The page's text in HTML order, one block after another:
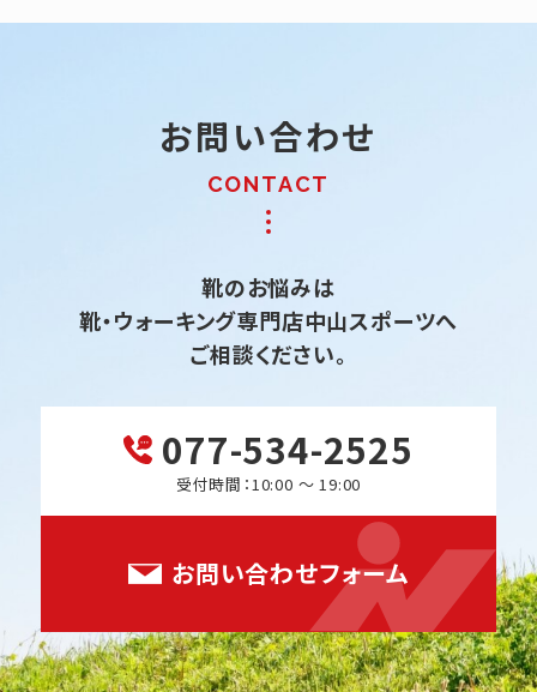
お問い合わせ
靴のお悩みは
靴・ウォーキング専門店中山スポーツへ
ご相談ください。
077-534-2525
受付時間：10:00 ～ 19:00
お問い合わせフォーム